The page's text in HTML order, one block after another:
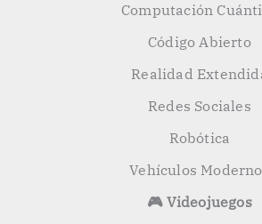
Computación
Código Abierto
Realidad
Redes Sociales
Robótica
Vehículos
🎮 Videojuegos